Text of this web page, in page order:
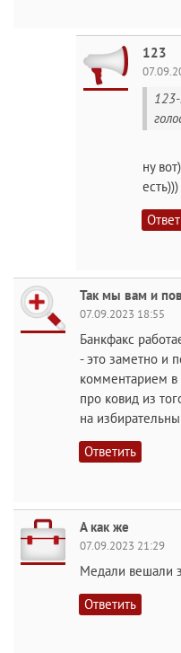
123
ну
есть)))
Так мы вам и
07.09.2023 18:55
Банкфакс
- это заметно и
комментарием в
про ковид из
на
Ответить
А как же
07.09.2023 21:29
Медали вешали
Ответить